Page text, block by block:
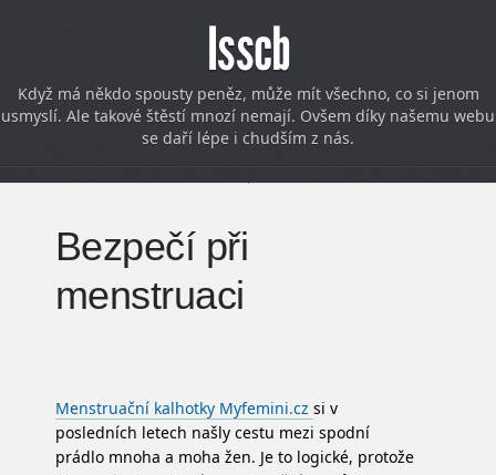
Isscb
Když má někdo spousty peněz, může mít všechno, co si jenom
usmyslí. Ale takové štěstí mnozí nemají. Ovšem díky našemu webu
se daří lépe i chudším z nás.
Bezpečí při
menstruaci
Menstruační kalhotky Myfemini.cz si v
posledních letech našly cestu mezi spodní
prádlo mnoha a moha žen. Je to logické, protože